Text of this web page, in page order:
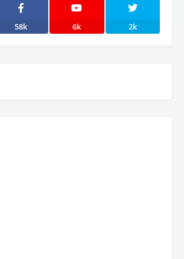
58k 6k 2k